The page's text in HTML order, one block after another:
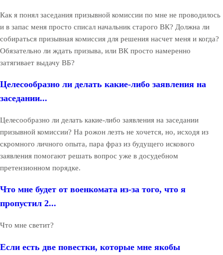
Как я понял заседания призывной комиссии по мне не проводилось
и в запас меня просто списал начальник старого ВК? Должна ли
собираться призывная комиссия для решения насчет меня и когда?
Обязательно ли ждать призыва, или ВК просто намеренно
затягивает выдачу ВБ?
Целесообразно ли делать какие-либо заявления на
заседании...
Целесообразно ли делать какие-либо заявления на заседании
призывной комиссии? На рожон лезть не хочется, но, исходя из
скромного личного опыта, пара фраз из будущего искового
заявления помогают решать вопрос уже в досудебном
претензионном порядке.
Что мне будет от военкомата из-за того, что я
пропустил 2...
Что мне светит?
Если есть две повестки, которые мне якобы